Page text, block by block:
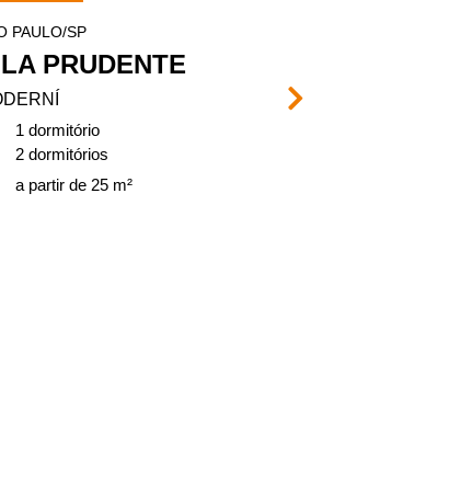
PAULO/SP
PRUDENTE
1 dormitório
2 dormitórios
a partir de 25 m²